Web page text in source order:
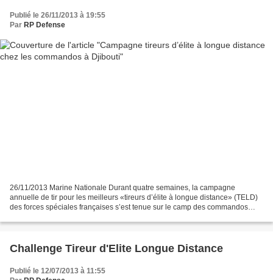
Publié le 26/11/2013 à 19:55
Par RP Defense
26/11/2013 Marine Nationale Durant quatre semaines, la campagne
annuelle de tir pour les meilleurs «tireurs d’élite à longue distance» (TELD)
des forces spéciales françaises s’est tenue sur le camp des commandos
Challenge Tireur d'Elite Longue Distance
Publié le 12/07/2013 à 11:55